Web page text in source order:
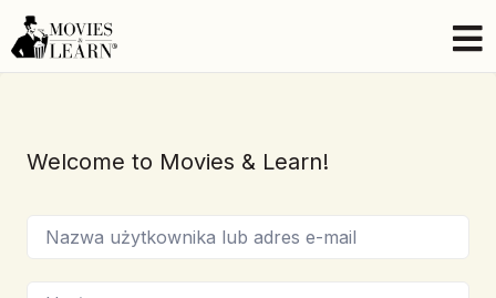
Welcome to Movies & Learn!